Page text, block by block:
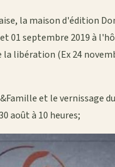
la maison d'édition
septembre 2019 à
la libération (Ex 24
et le vernissage
août à 10 heures;